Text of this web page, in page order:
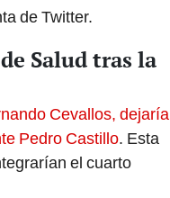
de Twitter.
Salud tras la
Cevallos, dejaría
Pedro Castillo. Esta
el cuarto